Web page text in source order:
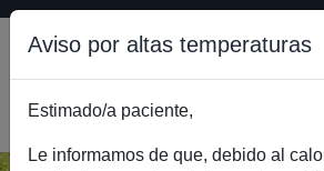
Aviso por altas temperaturas
Estimado/a paciente,
Le informamos de que, debido al